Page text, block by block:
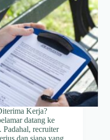
Kerja?
datang ke
recruiter
dan siapa yang